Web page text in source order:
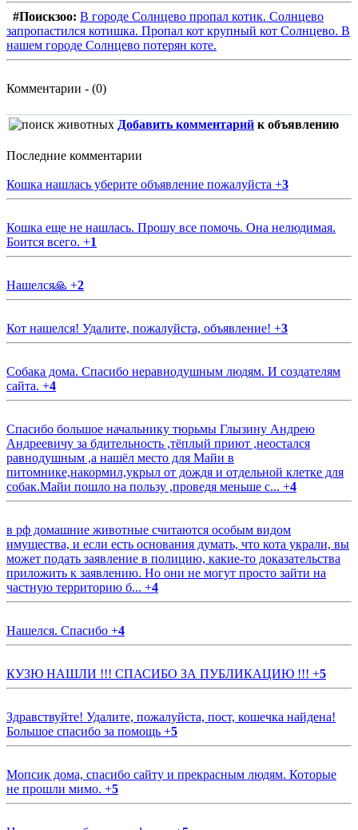
#Поискзоо: В городе Солнцево пропал котик. Солнцево
запропастился котишка. Пропал кот крупный кот Солнцево. В
нашем городе Солнцево потерян коте.
Комментарии - (0)
Добавить комментарий к объявлению
Последние комментарии
Кошка нашлась уберите объявление пожалуйста +3
Кошка еще не нашлась. Прошу все помочь. Она нелюдимая.
Боится всего. +1
Нашелся🙏 +2
Кот нашелся! Удалите, пожалуйста, объявление! +3
Собака дома. Спасибо неравнодушным людям. И создателям
сайта. +4
Спасибо большое начальнику тюрьмы Глызину Андрею
Андреевичу за бдительность ,тёплый приют ,неостался
равнодушным ,а нашёл место для Майи в
питомнике,накормил,укрыл от дождя и отдельной клетке для
собак.Майи пошло на пользу ,проведя меньше с... +4
в рф домашние животные считаются особым видом
имущества, и если есть основания думать, что кота украли, вы
может подать заявление в полицию, какие-то доказательства
приложить к заявлению. Но они не могут просто зайти на
частную территорию б... +4
Нашелся. Спасибо +4
КУЗЮ НАШЛИ !!! СПАСИБО ЗА ПУБЛИКАЦИЮ !!! +5
Здравствуйте! Удалите, пожалуйста, пост, кошечка найдена!
Большое спасибо за помощь +5
Мопсик дома, спасибо сайту и прекрасным людям. Которые
не прошли мимо. +5